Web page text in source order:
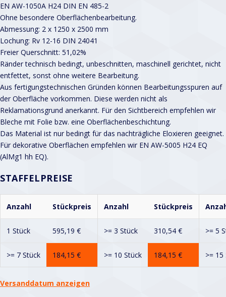
EN AW-1050A H24 DIN EN 485-2
Ohne besondere Oberflächenbearbeitung.
Abmessung: 2 x 1250 x 2500 mm
Lochung: Rv 12-16 DIN 24041
Freier Querschnitt: 51,02%
Ränder technisch bedingt, unbeschnitten, maschinell gerichtet, nicht
entfettet, sonst ohne weitere Bearbeitung.
Aus fertigungstechnischen Gründen können Bearbeitungsspuren auf
der Oberfläche vorkommen. Diese werden nicht als
Reklamationsgrund anerkannt. Für den Sichtbereich empfehlen wir
Bleche mit Folie bzw. eine Oberflächenbeschichtung.
Das Material ist nur bedingt für das nachträgliche Eloxieren geeignet.
Für dekorative Oberflächen empfehlen wir EN AW-5005 H24 EQ
(AlMg1 hh EQ).
STAFFELPREISE
Anzahl Stückpreis Anzahl Stückpreis
1 Stück 595,19 € >= 3 Stück 310,54 € >= 5
>= 7 Stück 184,15 € >= 10 Stück 184,15 € >= 15
Versanddatum anzeigen